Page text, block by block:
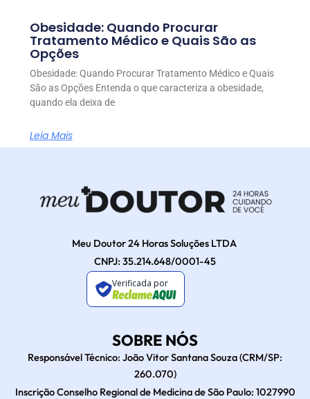
Obesidade: Quando Procurar
Tratamento Médico e Quais São as
Opções
Obesidade: Quando Procurar Tratamento Médico e Quais
São as Opções Entenda o que caracteriza a obesidade,
quando ela deixa de
Leia Mais
Meu Doutor 24 Horas Soluções LTDA
CNPJ: 35.214.648/0001-45
Verificada por
SOBRE NÓS
Responsável Técnico: João Vitor Santana Souza (CRM/SP:
260.070)
Inscrição Conselho Regional de Medicina de São Paulo: 1027990